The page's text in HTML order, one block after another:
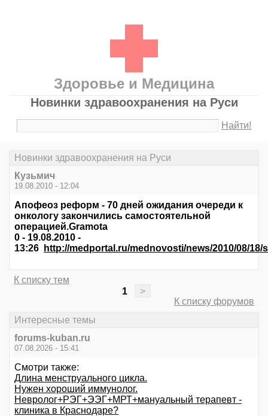
Здоровье и Медицина
Новинки здравоохранения на Руси
Найти!
Новинки здравоохранения на Руси
Кузьмич
19.08.2010 - 12:04
Апофеоз реформ - 70 дней ожидания очереди к
онкологу закончились самостоятельной
операцией.Gramota
0 - 19.08.2010 -
13:26
http://medportal.ru/mednovosti/news/2010/08/18/
К списку тем
1
>
К списку форумов
Интересные темы
forums-kuban.ru
07.08.2026 - 15:41
Смотри также:
Длина менструального цикла.
Нужен хороший иммунолог.
Невролог+РЭГ+ЭЭГ+МРТ+мануальный терапевт -
клиника в Краснодаре?